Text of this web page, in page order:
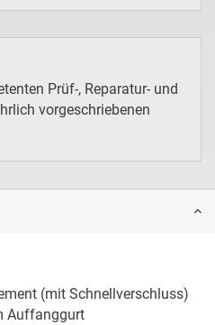
Prüf-, Reparatur- und
vorgeschriebenen
(mit Schnellverschluss)
Auffanggurt